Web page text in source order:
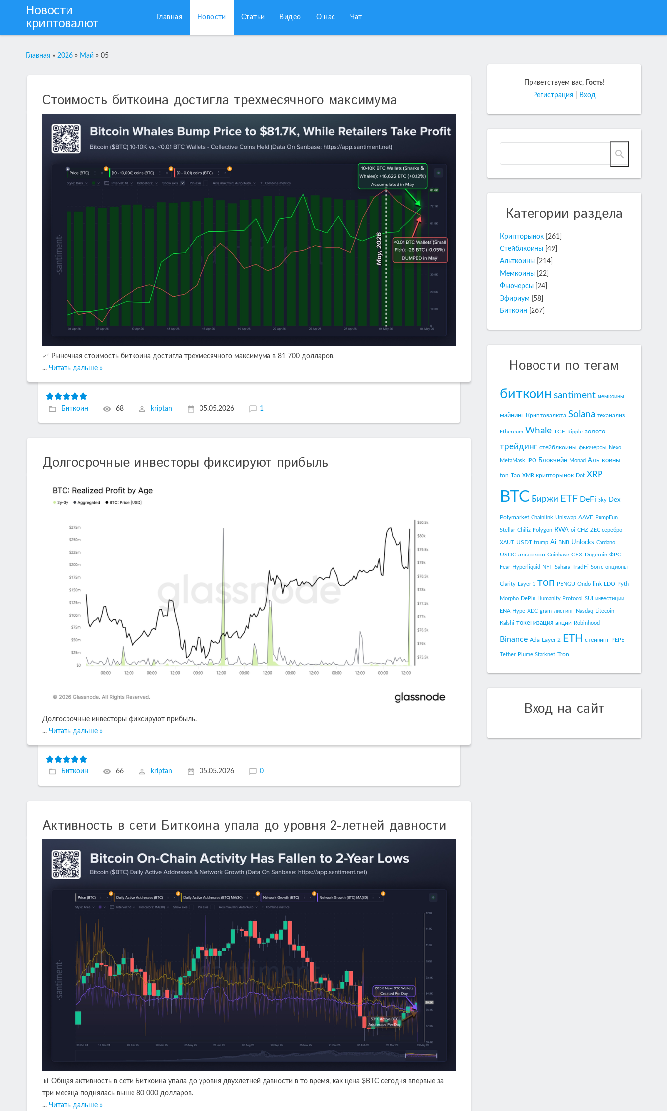
Новости
криптовалют Главная Новости Статьи Видео О нас Чат
Главная » 2026 » Май » 05
Cтоимость биткоина достигла трехмесячного максимума
📈 Рыночная стоимость биткоина достигла трехмесячного максимума в 81 700 долларов.
... Читать дальше »
Биткоин 68 kriptan 05.05.2026 1
Долгосрочные инвесторы фиксируют прибыль
Долгосрочные инвесторы фиксируют прибыль.
... Читать дальше »
Биткоин 66 kriptan 05.05.2026 0
Активность в сети Биткоина упала до уровня 2-летней давности
📊 Общая активность в сети Биткоина упала до уровня двухлетней давности в то время, как цена $BTC сегодня впервые за
три месяца поднялась выше 80 000 долларов.
... Читать дальше »
Приветствуем вас, Гость!
Регистрация
Вход
Категории раздела
Крипторынок [261]
Стейблкоины [49]
Альткоины [214]
Мемкоины [22]
Фьючерсы [24]
Эфириум
[58]
Биткоин
[267]
Новости по тегам
биткоин santiment мемкоины
майнинг Криптовалюта Solana теханализ
Ethereum Whale TGE Ripple золото
трейдинг стейблкоины фьючерсы Nexo
MetaMask IPO Блокчейн Monad Альткоины
ton Tao XMR крипторынок Dot XRP
BTC Биржи ETF DeFi Sky Dex
Polymarket Chainlink Uniswap AAVE PumpFun
Stellar Chiliz Polygon RWA oi CHZ ZEC серебро
XAUT USDT trump Ai BNB Unlocks Cardano
USDC альтсезон Coinbase CEX Dogecoin ФРС
Fear Hyperliquid NFT Sahara TradFi Sonic опционы
Clarity Layer 1 топ PENGU Ondo link LDO Pyth
Morpho DePin Humanity Protocol SUI инвестиции
ENA Hype XDC gram листинг Nasdaq Litecoin
Kalshi токенизация акции Robinhood
Binance Ada Layer 2 ETH стейкинг PEPE
Tether Plume Starknet Tron
Вход на сайт